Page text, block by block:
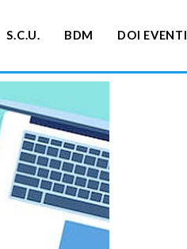
S.C.U. BDM DOI EVENTI